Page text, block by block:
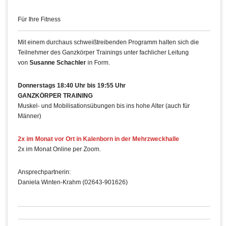
Für Ihre Fitness
Mit einem durchaus schweißtreibenden Programm halten sich die
Teilnehmer des Ganzkörper Trainings unter fachlicher Leitung
von Susanne Schachler in Form.
Donnerstags 18:40 Uhr bis 19:55 Uhr
GANZKÖRPER TRAINING
Muskel- und Mobilisationsübungen bis ins hohe Alter (auch für
Männer)
2x im Monat vor Ort in Kalenborn in der Mehrzweckhalle
2x im Monat Online per Zoom.
Ansprechpartnerin:
Daniela Winten-Krahm (02643-901626)